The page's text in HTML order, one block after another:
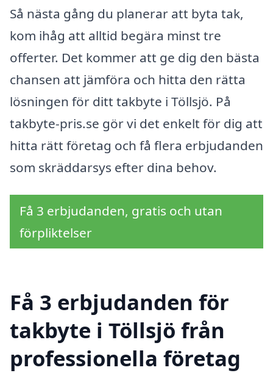
Så nästa gång du planerar att byta tak,
kom ihåg att alltid begära minst tre
offerter. Det kommer att ge dig den bästa
chansen att jämföra och hitta den rätta
lösningen för ditt takbyte i Töllsjö. På
takbyte-pris.se gör vi det enkelt för dig att
hitta rätt företag och få flera erbjudanden
som skräddarsys efter dina behov.
Få 3 erbjudanden, gratis och utan
förpliktelser
Få 3 erbjudanden för
takbyte i Töllsjö från
professionella företag